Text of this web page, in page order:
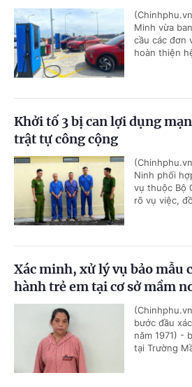
Minh vừa
cầu các đơn
hoàn thiện
Khởi tố 3 bị can lợi dụng
trật tự công cộng
Ninh phối
vụ thuộc Bộ
rõ vụ việc,
Xác minh, xử lý vụ bảo mẫu
hành trẻ em tại cơ sở mầm
bước đầu
năm 1971) -
tại Trường